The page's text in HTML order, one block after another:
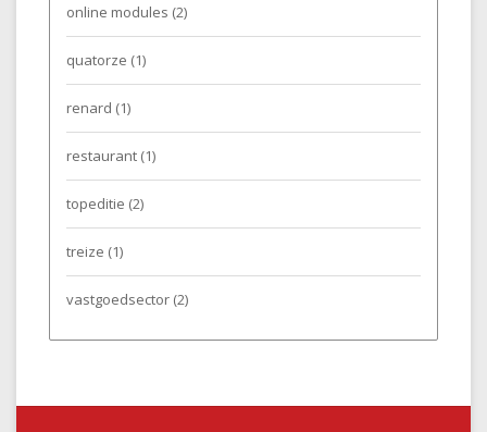
online modules (2)
quatorze (1)
renard (1)
restaurant (1)
topeditie (2)
treize (1)
vastgoedsector (2)